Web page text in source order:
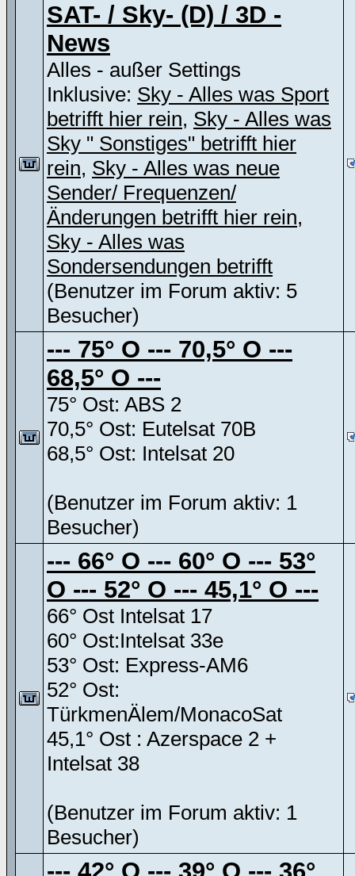
SAT- / Sky- (D) / 3D -
News
Alles - außer Settings
Inklusive: Sky - Alles was Sport
betrifft hier rein, Sky - Alles was
Sky " Sonstiges" betrifft hier
rein, Sky - Alles was neue
Sender/ Frequenzen/
Änderungen betrifft hier rein,
Sky - Alles was
Sondersendungen betrifft
(Benutzer im Forum aktiv: 5
Besucher)
--- 75° O --- 70,5° O ---
68,5° O ---
75° Ost: ABS 2
70,5° Ost: Eutelsat 70B
68,5° Ost: Intelsat 20
(Benutzer im Forum aktiv: 1
Besucher)
--- 66° O --- 60° O --- 53°
O --- 52° O --- 45,1° O ---
66° Ost Intelsat 17
60° Ost:Intelsat 33e
53° Ost: Express-AM6
52° Ost:
TürkmenÄlem/MonacoSat
45,1° Ost : Azerspace 2 +
Intelsat 38
(Benutzer im Forum aktiv: 1
Besucher)